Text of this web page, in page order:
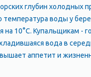
глубин холодных
температура воды у
на 10°С. Купальщикам -
вода в
аппетит и